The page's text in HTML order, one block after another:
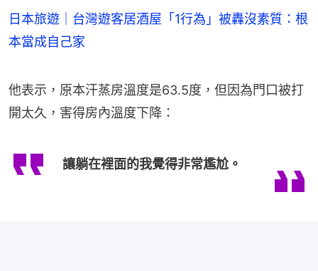
日本旅遊｜台灣遊客居酒屋「1行為」被轟沒素質：根
本當成自己家
他表示，原本汗蒸房溫度是63.5度，但因為門口被打
開太久，害得房內溫度下降：
讓躺在裡面的我覺得非常尷尬。